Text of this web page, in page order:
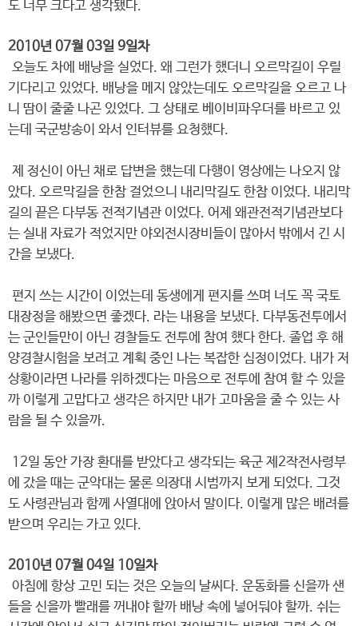
도 너무 크다고 생각됐다.
2010년 07월 03일 9일차
오늘도 차에 배낭을 실었다. 왜 그런가 했더니 오르막길이 우릴
기다리고 있었다. 배낭을 메지 않았는데도 오르막길을 오르고 나
니 땀이 줄줄 나곤 있었다. 그 상태로 베이비파우더를 바르고 있
는데 국군방송이 와서 인터뷰를 요청했다.
제 정신이 아닌 채로 답변을 했는데 다행이 영상에는 나오지 않
았다. 오르막길을 한참 걸었으니 내리막길도 한참 이었다. 내리막
길의 끝은 다부동 전적기념관 이었다. 어제 왜관전적기념관보다
는 실내 자료가 적었지만 야외전시장비들이 많아서 밖에서 긴 시
간을 보냈다.
편지 쓰는 시간이 이었는데 동생에게 편지를 쓰며 너도 꼭 국토
대장정을 해봤으면 좋겠다. 라는 내용을 보냈다. 다부동전투에서
는 군인들만이 아닌 경찰들도 전투에 참여 했다 한다. 졸업 후 해
양경찰시험을 보려고 계획 중인 나는 복잡한 심정이었다. 내가 저
상황이라면 나라를 위하겠다는 마음으로 전투에 참여 할 수 있을
까 이렇게 고맙다고 생각은 하지만 내가 고마움을 줄 수 있는 사
람을 될 수 있을까.
12일 동안 가장 환대를 받았다고 생각되는 육군 제2작전사령부
에 갔을 때는 군악대는 물론 의장대 시범까지 보게 되었다. 그것
도 사령관님과 함께 사열대에 앉아서 말이다. 이렇게 많은 배려를
받으며 우리는 가고 있다.
2010년 07월 04일 10일차
아침에 항상 고민 되는 것은 오늘의 날씨다. 운동화를 신을까 샌
들을 신을까 빨래를 꺼내야 할까 배낭 속에 넣어둬야 할까. 쉬는